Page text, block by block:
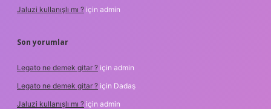
Jaluzi kullanışlı mı ? için admin
Son yorumlar
Legato ne demek gitar ? için admin
Legato ne demek gitar ? için Dadaş
Jaluzi kullanışlı mı ? için admin